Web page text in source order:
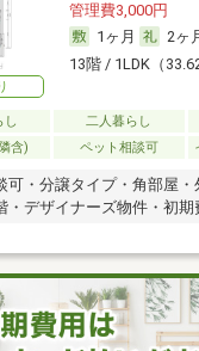
管理費3,000円
1ヶ月
2ヶ
13階 / 1LDK（
し 二人暮らし
含)
ペット相談可
可・分譲タイプ・角部屋・
・デザイナーズ物件・初期